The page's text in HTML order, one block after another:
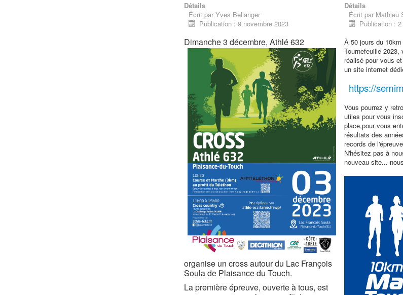
Détails
Écrit par Yves Bellanger
Publication : 9 novembre 2023
Dimanche 3 décembre, Athlé 632
organise un cross autour du Lac François
Soula de Plaisance du Touch.
La première épreuve, ouverte à tous, est
Détails
Écrit par Mathieu
Publication :
À 50 jours du
Tournefeuille
réalisé pour vous
un site internet
https://
Vous pourrez y
utiles pour vous
place,pour vous
résultats des
records de
N'hésitez pas à
nouveau site...